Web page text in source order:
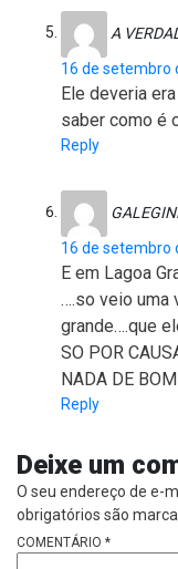
A
16 de setembro
Ele deveria
saber como é
Reply
16 de setembro
E em Lagoa
….so veio uma
grande….que
SO POR
NADA DE
Reply
Deixe um
O seu endereço de e-
obrigatórios são
COMENTÁRIO *